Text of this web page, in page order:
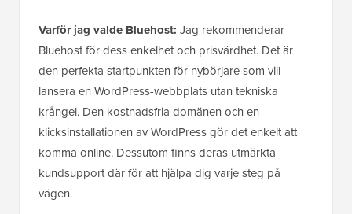
Varför jag valde Bluehost: Jag rekommenderar
Bluehost för dess enkelhet och prisvärdhet. Det är
den perfekta startpunkten för nybörjare som vill
lansera en WordPress-webbplats utan tekniska
krångel. Den kostnadsfria domänen och en-
klicksinstallationen av WordPress gör det enkelt att
komma online. Dessutom finns deras utmärkta
kundsupport där för att hjälpa dig varje steg på
vägen.